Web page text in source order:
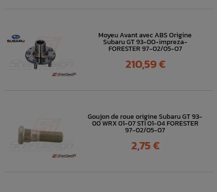
Moyeu Avant avec ABS Origine
Subaru GT 93-00-impreza-
FORESTER 97-02/05-07
Prix
210,59 €
Goujon de roue origine Subaru GT 93-
00 WRX 01-07 STI 01-04 FORESTER
97-02/05-07
Prix
2,75 €